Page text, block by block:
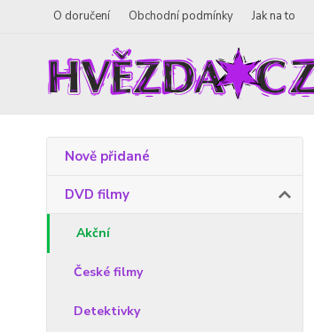
O doručení Obchodní podmínky Jak na to
Nově přidané
DVD filmy
Akční
České filmy
Detektivky